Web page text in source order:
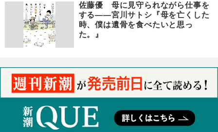
佐藤優 母に見守られながら仕事を
する――宮川サトシ『母を亡くした
時、僕は遺骨を食べたいと思っ
た。』